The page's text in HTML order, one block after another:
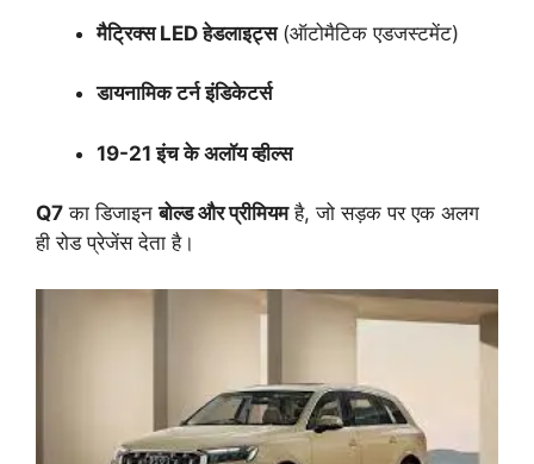
मैट्रिक्स LED हेडलाइट्स(ऑटोमैटिक एडजस्टमेंट)
डायनामिक टर्न इंडिकेटर्स
19-21 इंच के अलॉय व्हील्स
Q7 का डिजाइनबोल्ड और प्रीमियमहै, जो सड़क पर एक अलग
ही रोड प्रेजेंस देता है।